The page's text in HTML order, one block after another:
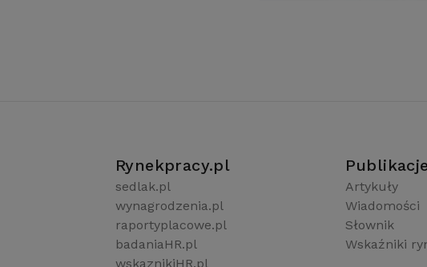
Rynekpracy.pl
sedlak.pl
wynagrodzenia.pl
raportyplacowe.pl
badaniaHR.pl
wskaznikiHR.pl
Artykuły
Wiadomości
Słownik
Wskaźniki